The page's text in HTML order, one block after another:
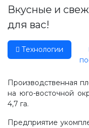
Вкусные и
для вас!
Технологии
Производственная
на юго-восточной
4,7 га.
Предприятие